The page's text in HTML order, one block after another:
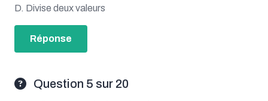
D. Divise deux valeurs
Réponse
Question 5 sur 20